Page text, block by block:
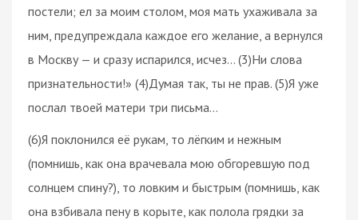
постели; ел за моим столом, моя мать ухаживала за
ним, предупреждала каждое его желание, а вернулся
в Москву — и сразу испарился, исчез… (3)Ни слова
признательности!» (4)Думая так, ты не прав. (5)Я уже
послал твоей матери три письма…
(6)Я поклонился её рукам, то лёгким и нежным
(помнишь, как она врачевала мою обгоревшую под
солнцем спину?), то ловким и быстрым (помнишь, как
она взбивала пену в корыте, как полола грядки за